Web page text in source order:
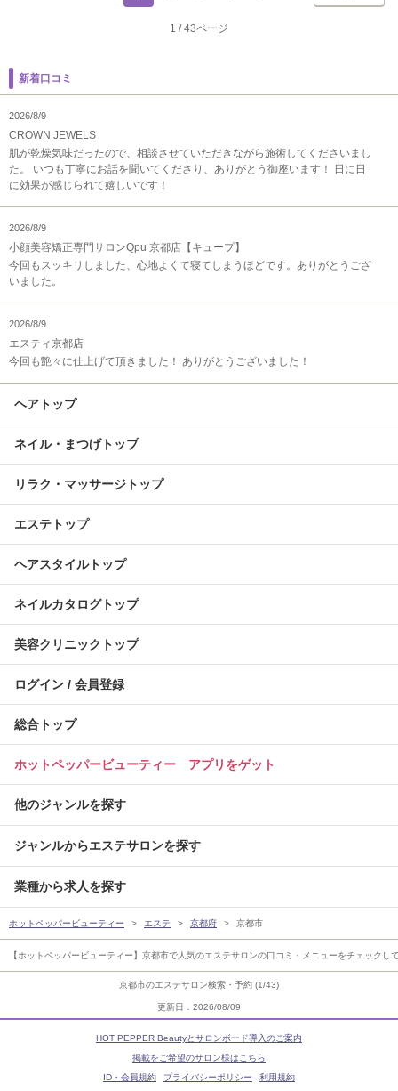
京都市のエステサロン検索・予約 (1/43)
更新日：2026/08/09
1 / 43ページ
新着口コミ
2026/8/9
CROWN JEWELS
肌が乾燥気味だったので、相談させていただきながら施術してくださいまし
た。 いつも丁寧にお話を聞いてくださり、ありがとう御座います！ 日に日
に効果が感じられて嬉しいです！
2026/8/9
小顔美容矯正専門サロンQpu 京都店【キュープ】
今回もスッキリしました、心地よくて寝てしまうほどです。ありがとうござ
いました。
2026/8/9
エスティ京都店
今回も艶々に仕上げて頂きました！ ありがとうございました！
ヘアトップ
ネイル・まつげトップ
リラク・マッサージトップ
エステトップ
ヘアスタイルトップ
ネイルカタログトップ
美容クリニックトップ
ログイン / 会員登録
総合トップ
ホットペッパービューティー アプリをゲット
他のジャンルを探す
ジャンルからエステサロンを探す
業種から求人を探す
ホットペッパービューティー エステ 京都府 京都市
【ホットペッパービューティー】京都市で人気のエステサロンの口コミ・メニューをチェック
HOT PEPPER Beautyとサロンボード導入のご案内
掲載をご希望のサロン様はこちら
ID・会員規約
プライバシーポリシー 利用規約